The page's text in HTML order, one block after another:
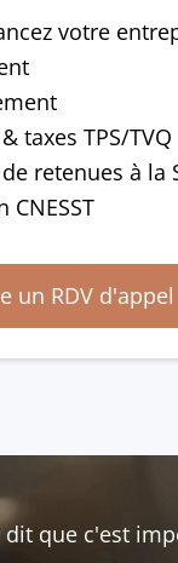
votre
taxes TPS/TVQ
retenues à la
un RDV
que c'est